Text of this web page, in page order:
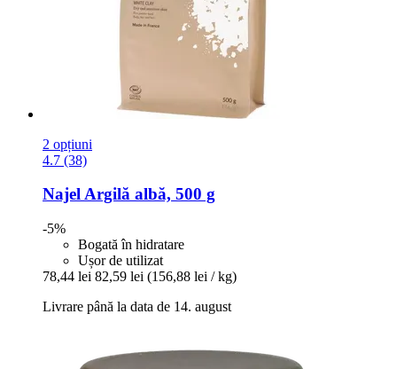
2 opțiuni
4.7 (38)
NajelArgilă albă, 500 g
-5%
Bogată în hidratare
Ușor de utilizat
78,44 lei 82,59 lei (156,88 lei / kg)
Livrare până la data de 14. august